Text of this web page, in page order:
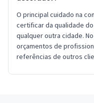
O principal cuidado na
certificar da qualidade
qualquer outra cidade.
orçamentos de
referências de outros